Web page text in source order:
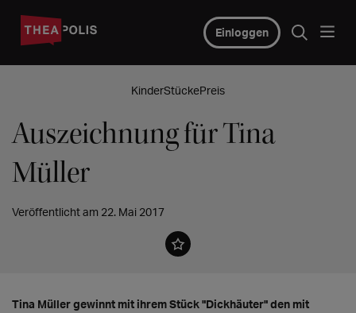
Einloggen
KinderStückePreis
Auszeichnung für Tina
Müller
Veröffentlicht am 22. Mai 2017
Tina Müller gewinnt mit ihrem Stück "Dickhäuter" den mit